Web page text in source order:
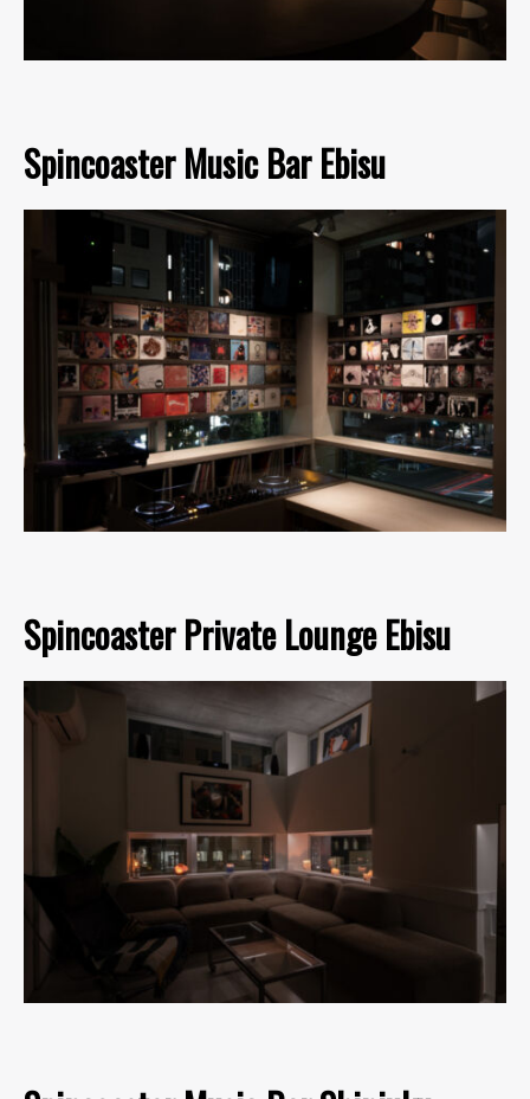
Spincoaster Music Bar Ebisu
Spincoaster Private Lounge Ebisu